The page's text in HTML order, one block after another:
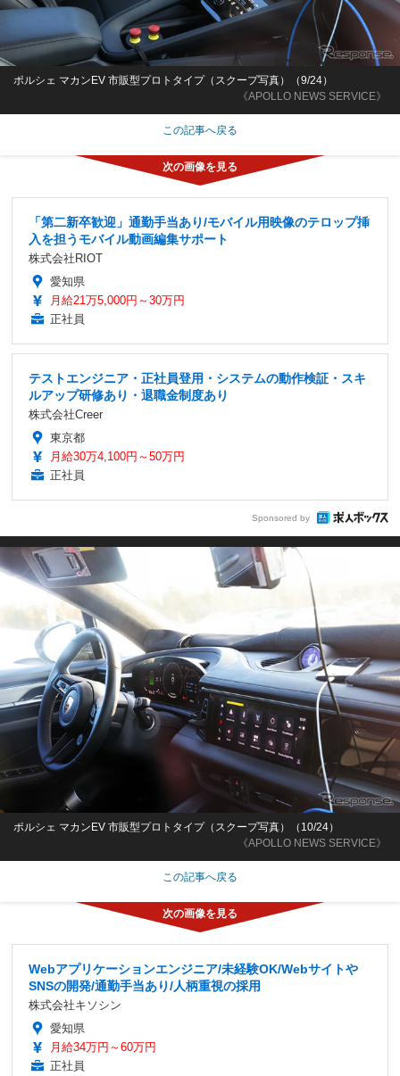
《APOLLO NEWS SERVICE》
ポルシェ マカンEV 市販型プロトタイプ（スクープ写真）（9/24）
この記事へ戻る
「第二新卒歓迎」通勤手当あり/モバイル用映像のテロップ挿
入を担うモバイル動画編集サポート
株式会社RIOT
愛知県
月給21万5,000円～30万円
正社員
テストエンジニア・正社員登用・システムの動作検証・スキ
ルアップ研修あり・退職金制度あり
株式会社Creer
東京都
月給30万4,100円～50万円
正社員
Sponsored by
《APOLLO NEWS SERVICE》
ポルシェ マカンEV 市販型プロトタイプ（スクープ写真）（10/24）
この記事へ戻る
Webアプリケーションエンジニア/未経験OK/Webサイトや
SNSの開発/通勤手当あり/人柄重視の採用
株式会社キソシン
愛知県
月給34万円～60万円
正社員